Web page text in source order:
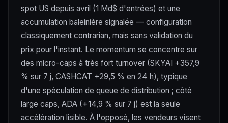
spot US depuis avril (1 Md$ d'entrées) et une
accumulation baleinière signalée — configuration
classiquement contrarian, mais sans validation du
prix pour l'instant. Le momentum se concentre sur
des micro-caps à très fort turnover (SKYAI +357,9
% sur 7 j, CASHCAT +29,5 % en 24 h), typique
d'une spéculation de queue de distribution ; côté
large caps, ADA (+14,9 % sur 7 j) est la seule
accélération lisible. À l'opposé, les vendeurs visent